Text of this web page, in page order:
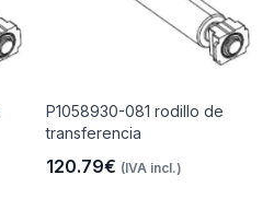
P1058930-081 rodillo de
transferencia
120.79€ (IVA incl.)